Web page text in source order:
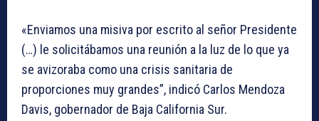
«Enviamos una misiva por escrito al señor Presidente
(…) le solicitábamos una reunión a la luz de lo que ya
se avizoraba como una crisis sanitaria de
proporciones muy grandes”, indicó Carlos Mendoza
Davis, gobernador de Baja California Sur.